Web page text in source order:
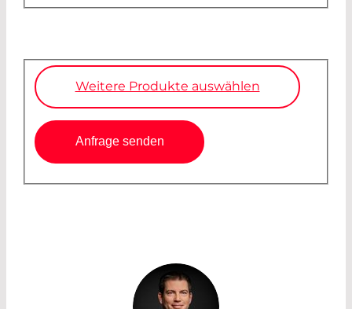
Weitere Produkte auswählen
Anfrage senden